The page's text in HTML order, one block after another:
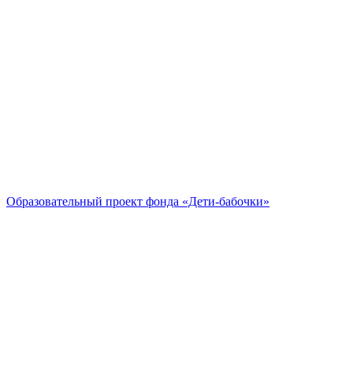
Образовательный проект фонда «Дети-бабочки»